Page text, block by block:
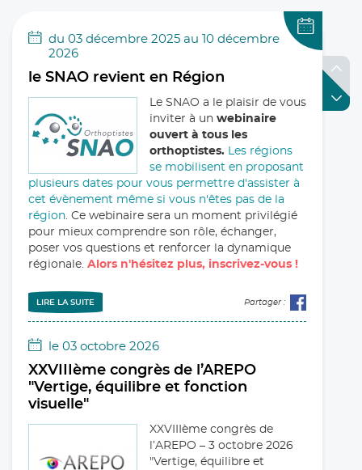
anonyme, afin de recueillir
le maximum d'informations pour mieux vous
LIRE LA SUITE Partager :
25 mars 2026
Facturation électronique :
Plateforme agréées par l'Etat,
comment faire son choix?
Dans le cadre de la réforme
électronique qui concerne,
pour rappel, l’ensemble des
nous souhaitons porter à votre connaissance une
série de six vidéos (...)
Partager :
03 février 2026
du 03 décembre 2025 au 10 décembre
2026
le SNAO revient en Région
Le SNAO a le plaisir de vous
inviter à un webinaire
ouvert à tous les
orthoptistes.
Les régions
se mobilisent en proposant
plusieurs dates pour vous permettre d'assister à
cet évènement même si vous n'êtes pas de la
région . Ce webinaire sera un moment privilégié
pour mieux comprendre son rôle, échanger,
poser vos questions et renforcer la dynamique
régionale. Alors n'hésitez plus, inscrivez-vous !
LIRE LA SUITE Partager :
le 03 octobre 2026
XXVIIIème congrès de l’AREPO
"Vertige, équilibre et fonction
visuelle"
XXVIIIème congrès de
l’AREPO – 3 octobre 2026
"Vertige, équilibre et